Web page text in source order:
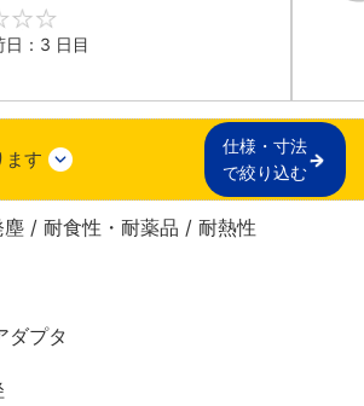
日：3 日目
ます
仕様・寸法
で絞り込む
塵 / 耐食性・耐薬品 / 耐熱性
ダプタ